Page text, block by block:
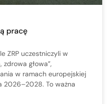
pracę
ZRP uczestniczyli w
głowa”,
w ramach europejskiej
2026–2028. To ważna